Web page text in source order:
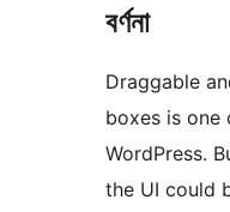
বৰ্ণনা
Draggable
boxes is
WordPress.
the UI could